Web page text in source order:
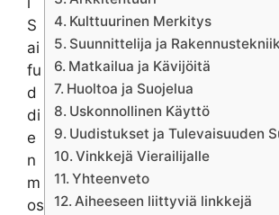
Kulttuurinen Merkitys
Suunnittelija ja
Matkailua ja Kävijöitä
Huoltoa ja Suojelua
Uskonnollinen Käyttö
Uudistukset ja Tulevaisuuden
Vinkkejä Vierailijalle
Yhteenveto
Aiheeseen liittyviä linkkejä
S
ai
fu
d
di
e
n
m
os